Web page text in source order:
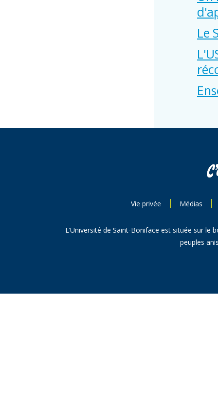
Le
Vie privée Médias
L’Université de Saint-Boniface est située sur le
peuples